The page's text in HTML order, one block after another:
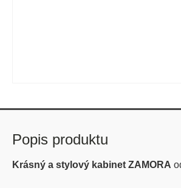
Popis produktu
Krásný a stylový kabinet ZAMORA